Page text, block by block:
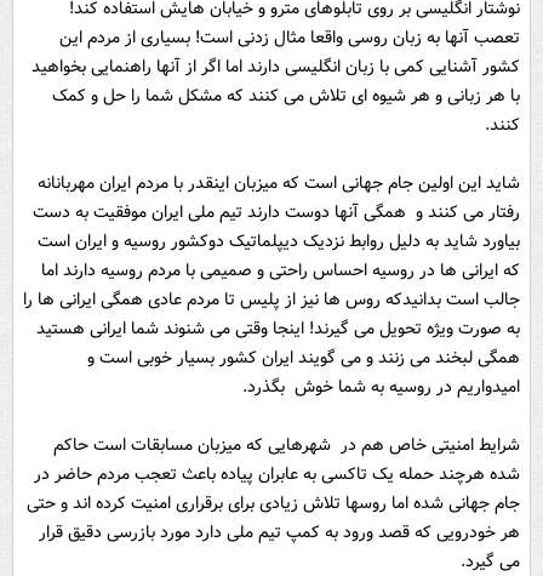
نوشتار انگلیسی بر روی تابلوهای مترو و خیابان هایش استفاده کند!
تعصب آنها به زبان روسی واقعا مثال زدنی است! بسیاری از مردم این
کشور آشنایی کمی با زبان انگلیسی دارند اما اگر از آنها راهنمایی بخواهید
با هر زبانی و هر شیوه ای تلاش می کنند که مشکل شما را حل و کمک
کنند.
شاید این اولین جام جهانی است که میزبان اینقدر با مردم ایران مهربانانه
رفتار می کنند و همگی آنها دوست دارند تیم ملی ایران موفقیت به دست
بیاورد شاید به دلیل روابط نزدیک دیپلماتیک دوکشور روسیه و ایران است
که ایرانی ها در روسیه احساس راحتی و صمیمی با مردم روسیه دارند اما
جالب است بدانیدکه روس ها نیز از پلیس تا مردم عادی همگی ایرانی ها را
به صورت ویژه تحویل می گیرند! اینجا وقتی می شنوند شما ایرانی هستید
همگی لبخند می زنند و می گویند ایران کشور بسیار خوبی است و
امیدواریم در روسیه به شما خوش بگذرد.
شرایط امنیتی خاص هم در شهرهایی که میزبان مسابقات است حاکم
شده هرچند حمله یک تاکسی به عابران پیاده باعث تعجب مردم حاضر در
جام جهانی شده اما روسها تلاش زیادی برای برقراری امنیت کرده اند و حتی
هر خودرویی که قصد ورود به کمپ تیم ملی دارد مورد بازرسی دقیق قرار
می گیرد.